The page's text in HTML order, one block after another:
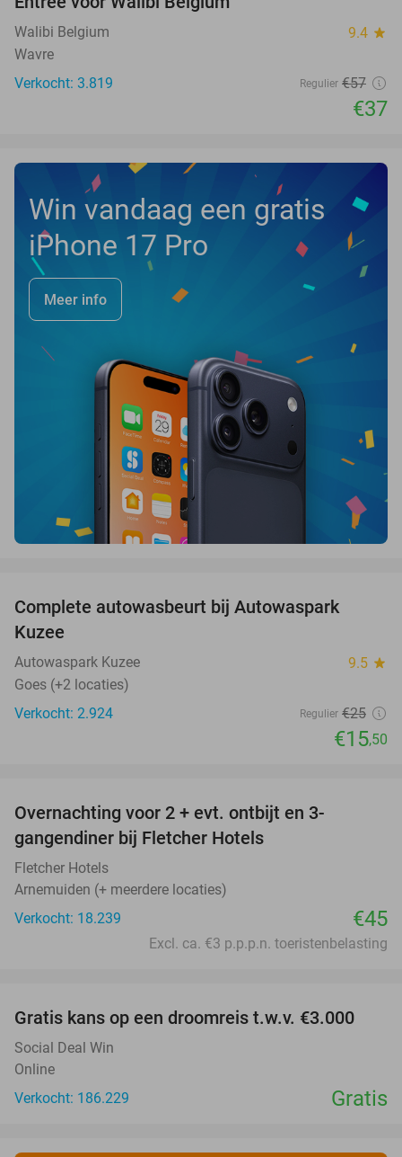
Walibi Belgium 9.4 star
Wavre
Verkocht: 3.819
Regulier €57
€37
Win vandaag een gratis
iPhone 17 Pro
Meer info
Complete autowasbeurt bij Autowaspark
Kuzee
Autowaspark Kuzee 9.5 star
Goes (+2 locaties)
Verkocht: 2.924
Regulier €25
€15,50
Overnachting voor 2 + evt. ontbijt en 3-
gangendiner bij Fletcher Hotels
Fletcher Hotels
Arnemuiden (+ meerdere locaties)
Verkocht: 18.239
€45
Excl. ca. €3 p.p.p.n. toeristenbelasting
Gratis kans op een droomreis t.w.v. €3.000
Social Deal Win
Online
Verkocht: 186.229
Gratis